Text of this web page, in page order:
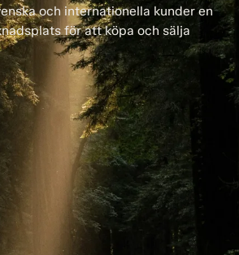
och internationella kunder en
för att köpa och sälja